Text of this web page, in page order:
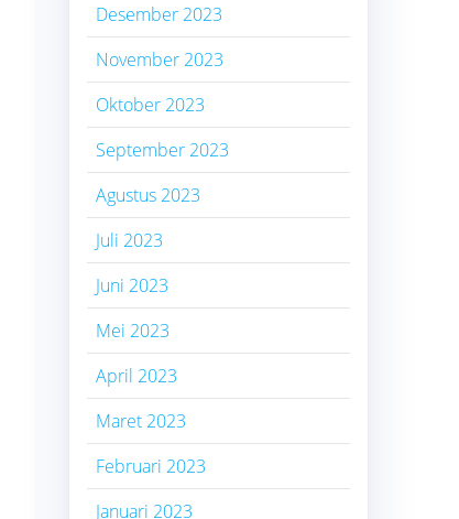
Desember 2023
November 2023
Oktober 2023
September 2023
Agustus 2023
Juli 2023
Juni 2023
Mei 2023
April 2023
Maret 2023
Februari 2023
Januari 2023